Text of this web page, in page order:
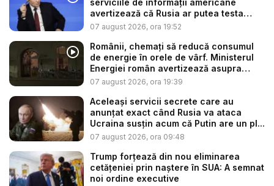
avertizează că Rusia ar putea testa
Alia...
07 august 2026, ora 19:52
Românii, chemați să reducă consumul
de energie în orele de vârf. Ministerul
Energiei român avertizează asupra
efe...
07 august 2026, ora 19:39
Aceleași servicii secrete care au
anunțat exact când Rusia va ataca
Ucraina susțin acum că Putin are un pl...
07 august 2026, ora 09:48
Trump forțează din nou eliminarea
cetățeniei prin naștere în SUA: A semnat
noi ordine executive